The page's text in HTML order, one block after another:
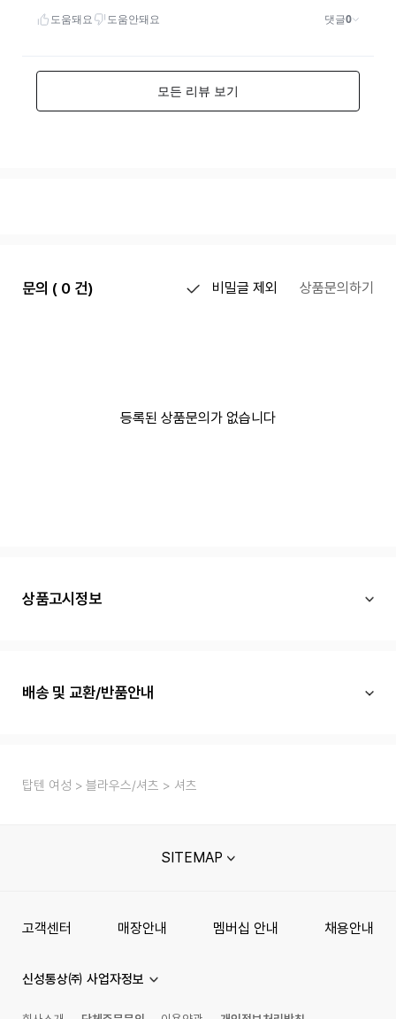
문의 ( 0 건) 비밀글 제외 상품문의하기
등록된 상품문의가 없습니다
상품고시정보
배송 및 교환/반품안내
탑텐 여성 블라우스/셔츠 셔츠
SITEMAP
고객센터 매장안내 멤버십 안내 채용안내
신성통상㈜ 사업자정보